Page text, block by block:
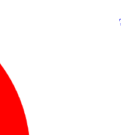
(8h00 - 21h30)
(8h00 -